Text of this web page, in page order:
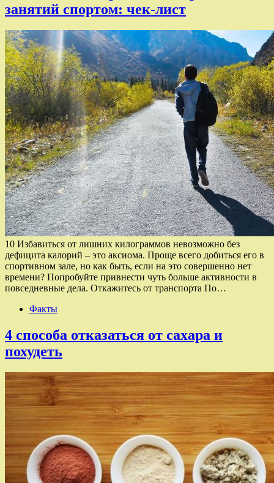
занятий спортом: чек-лист
10 Избавиться от лишних килограммов невозможно без
дефицита калорий – это аксиома. Проще всего добиться его в
спортивном зале, но как быть, если на это совершенно нет
времени? Попробуйте привнести чуть больше активности в
повседневные дела. Откажитесь от транспорта По…
Факты
4 способа отказаться от сахара и
похудеть